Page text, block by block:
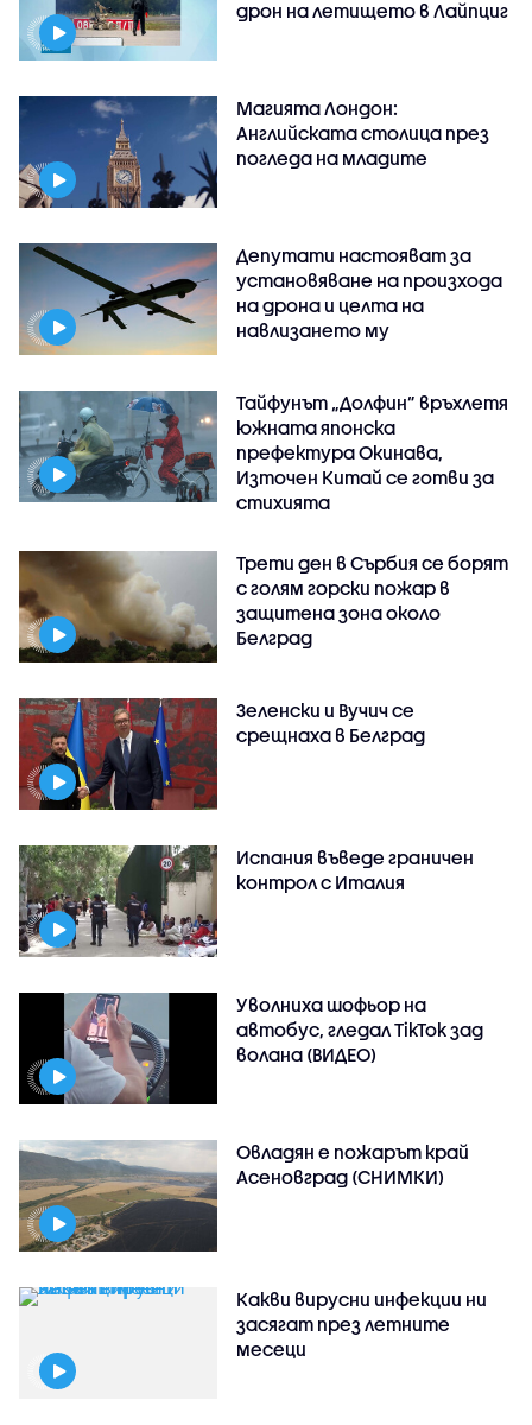
дрон на летището в Лайпциг
Магията Лондон:
Английската столица през
погледа на младите
Депутати настояват за
установяване на произхода
на дрона и целта на
навлизането му
Тайфунът „Долфин” връхлетя
южната японска
префектура Окинава,
Източен Китай се готви за
стихията
Трети ден в Сърбия се борят
с голям горски пожар в
защитена зона около
Белград
Зеленски и Вучич се
срещнаха в Белград
Испания въведе граничен
контрол с Италия
Уволниха шофьор на
автобус, гледал TikTok зад
волана (ВИДЕО)
Овладян е пожарът край
Асеновград (СНИМКИ)
Какви вирусни инфекции ни
засягат през летните
месеци